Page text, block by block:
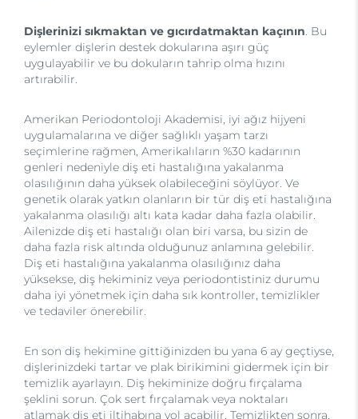
Dişlerinizi sıkmaktan ve gıcırdatmaktan kaçının. Bu
eylemler dişlerin destek dokularına aşırı güç
uygulayabilir ve bu dokuların tahrip olma hızını
artırabilir.
Amerikan Periodontoloji Akademisi, iyi ağız hijyeni
uygulamalarına ve diğer sağlıklı yaşam tarzı
seçimlerine rağmen, Amerikalıların %30 kadarının
genleri nedeniyle diş eti hastalığına yakalanma
olasılığının daha yüksek olabileceğini söylüyor. Ve
genetik olarak yatkın olanların bir tür diş eti hastalığına
yakalanma olasılığı altı kata kadar daha fazla olabilir.
Ailenizde diş eti hastalığı olan biri varsa, bu sizin de
daha fazla risk altında olduğunuz anlamına gelebilir.
Diş eti hastalığına yakalanma olasılığınız daha
yüksekse, diş hekiminiz veya periodontistiniz durumu
daha iyi yönetmek için daha sık kontroller, temizlikler
ve tedaviler önerebilir.
En son diş hekimine gittiğinizden bu yana 6 ay geçtiyse,
dişlerinizdeki tartar ve plak birikimini gidermek için bir
temizlik ayarlayın. Diş hekiminize doğru fırçalama
şeklini sorun. Çok sert fırçalamak veya noktaları
atlamak diş eti iltihabına yol açabilir. Temizlikten sonra,